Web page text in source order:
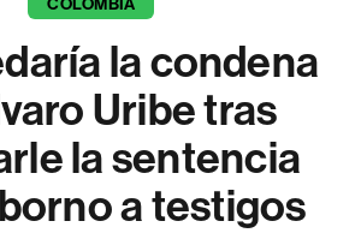
COLOMBIA
la condena
Uribe tras
la sentencia
a testigos